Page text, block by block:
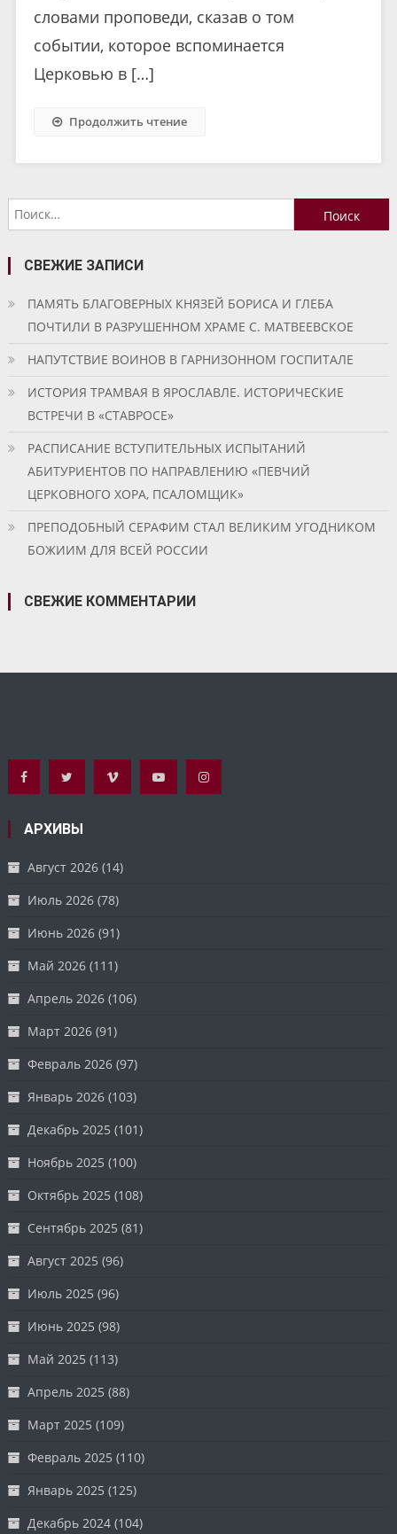
словами проповеди, сказав о том
событии, которое вспоминается
Церковью в […]
Продолжить чтение
Найти:
СВЕЖИЕ ЗАПИСИ
ПАМЯТЬ БЛАГОВЕРНЫХ КНЯЗЕЙ БОРИСА И ГЛЕБА
ПОЧТИЛИ В РАЗРУШЕННОМ ХРАМЕ С. МАТВЕЕВСКОЕ
НАПУТСТВИЕ ВОИНОВ В ГАРНИЗОННОМ ГОСПИТАЛЕ
ИСТОРИЯ ТРАМВАЯ В ЯРОСЛАВЛЕ. ИСТОРИЧЕСКИЕ
ВСТРЕЧИ В «СТАВРОСЕ»
РАСПИСАНИЕ ВСТУПИТЕЛЬНЫХ ИСПЫТАНИЙ
АБИТУРИЕНТОВ ПО НАПРАВЛЕНИЮ «ПЕВЧИЙ
ЦЕРКОВНОГО ХОРА, ПСАЛОМЩИК»
ПРЕПОДОБНЫЙ СЕРАФИМ СТАЛ ВЕЛИКИМ УГОДНИКОМ
БОЖИИМ ДЛЯ ВСЕЙ РОССИИ
СВЕЖИЕ КОММЕНТАРИИ
АРХИВЫ
Август 2026 (14)
Июль 2026 (78)
Июнь 2026 (91)
Май 2026 (111)
Апрель 2026 (106)
Март 2026 (91)
Февраль 2026 (97)
Январь 2026 (103)
Декабрь 2025 (101)
Ноябрь 2025 (100)
Октябрь 2025 (108)
Сентябрь 2025 (81)
Август 2025 (96)
Июль 2025 (96)
Июнь 2025 (98)
Май 2025 (113)
Апрель 2025 (88)
Март 2025 (109)
Февраль 2025 (110)
Январь 2025 (125)
Декабрь 2024 (104)